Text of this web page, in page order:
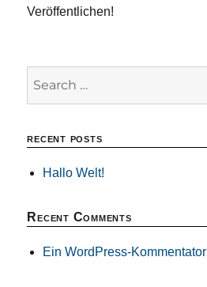
Veröffentlichen!
recent posts
Hallo Welt!
Recent Comments
Ein WordPress-Kommentator